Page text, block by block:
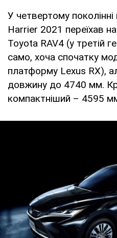
У четвертому
Harrier 2021 переїхав
Toyota RAV4 (у третій
само, хоча спочатку
платформу Lexus RX),
довжину до 4740 мм.
компактніший – 4595